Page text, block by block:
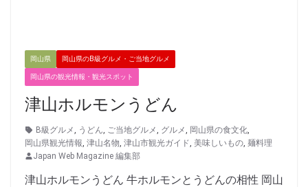
岡山県 岡山県のB級グルメ・ご当地グルメ
岡山県の観光情報・観光スポット
津山ホルモンうどん
B級グルメ うどん ご当地グルメ グルメ 岡山県の食文化
岡山県観光情報 津山名物 津山市観光ガイド 美味しいもの 麺料理
Japan Web Magazine 編集部
津山ホルモンうどん 牛ホルモンとうどんの相性 岡山